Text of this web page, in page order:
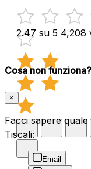
2.47 su 5 4,208
Cosa non funziona?
×
Facci sapere
Tiscali:
Email